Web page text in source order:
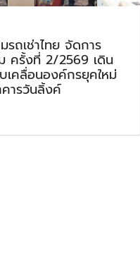
รถเช่าไทย จัดการ
ครั้งที่ 2/2569 เดิน
เคลื่อนองค์กรยุคใหม่
ารวันลิ้งค์